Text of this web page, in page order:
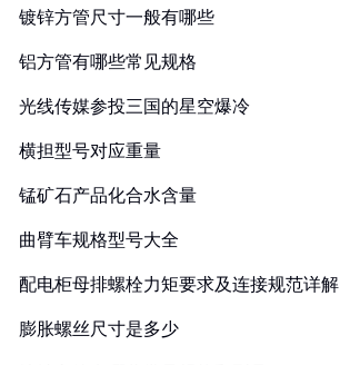
镀锌方管尺寸一般有哪些
铝方管有哪些常见规格
光线传媒参投三国的星空爆冷
横担型号对应重量
锰矿石产品化合水含量
曲臂车规格型号大全
配电柜母排螺栓力矩要求及连接规范详解
膨胀螺丝尺寸是多少